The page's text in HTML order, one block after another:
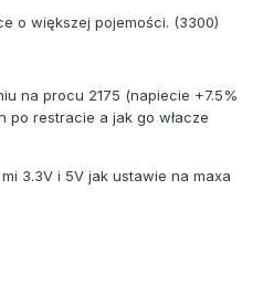
o większej pojemości. (3300)
na procu 2175 (napiecie +7.5%
po restracie a jak go włacze
3.3V i 5V jak ustawie na maxa